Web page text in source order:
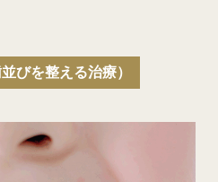
びを整える治療）